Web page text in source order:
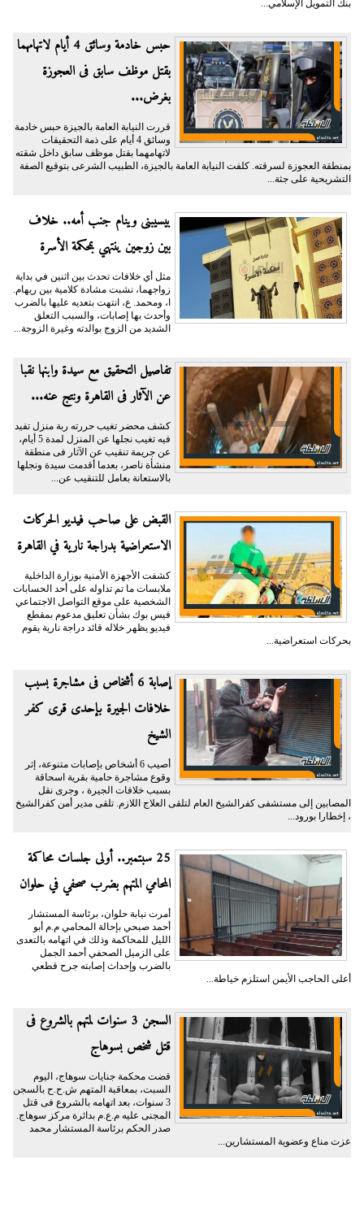
بنك التمويل الإسلامي...
حبس خادمة وسائق 4 أيام لاتهامهما
بقتل موظف سابق فى العجوزة
بغرض...
قررت النيابة العامة بالجيزة حبس خادمة
وسائق 4 أيام على ذمة التحقيقات
لاتهامهما بقتل موظف سابق داخل شقته
بمنطقة العجوزة لسرقته. كلفت النيابة العامة بالجيزة، الطبيب الشرعى بتوقيع الصفة
التشريحية على جثة...
بيسيبنى وينام جنب أمه.. خلاف
بين زوجين ينتهي بمحكمة الأسرة
مثل أي خلافات تحدث بين اثنين في بداية
زواجهما، نشبت مشادة كلامية بين ريهام.
ا، ومحمد. ع، انتهت بتعديه عليها بالضرب
وأحدث بها إصابات، والسبب التعلق
الشديد من الزوج بوالدته وغيرة الزوجة...
تفاصيل التحقيق مع سيدة وابنها نقبا
عن الآثار فى القاهرة ونتج عنه...
كشف محضر تغيب حررته ربة منزل تفيد
فيه تغيب نجلها عن المنزل لمدة 5 أيام،
عن جريمة تنقيب عن الآثار فى منطقة
منشأة ناصر، بعدما أقدمت سيدة ونجلها
بالاستعانة بعامل للتنقيب عن...
القبض على صاحب فيديو الحركات
الاستعراضية بدراجة نارية في القاهرة
كشفت الأجهزة الأمنية بوزارة الداخلية
ملابسات ما تم تداوله على أحد الحسابات
الشخصية على موقع التواصل الاجتماعي
فيس بوك بشأن تعليق مدعوم بمقطع
فيديو يظهر خلاله قائد دراجة نارية يقوم
بحركات استعراضية...
إصابة 6 أشخاص فى مشاجرة بسبب
خلافات الجيرة بإحدى قرى كفر
الشيخ
أصيب 6 أشخاص بإصابات متنوعة، إثر
وقوع مشاجرة حامية بقرية اسحاقة
بسبب خلافات الجيرة ، وجرى نقل
المصابين إلى مستشفى كفرالشيخ العام لتلقى العلاج اللازم. تلقى مدير أمن كفرالشيخ
، إخطارا بورود...
25 سبتمبر.. أولى جلسات محاكمة
المحامي المتهم بضرب صحفي في حلوان
أمرت نيابة حلوان، برئاسة المستشار
أحمد صبحي بإحالة المحامي م.م أبو
الليل للمحاكمة وذلك في اتهامه بالتعدى
على الزميل الصحفي أحمد الجمل
بالضرب وإحداث إصابته جرح قطعي
أعلى الحاجب الأيمن استلزم خياطة...
السجن 3 سنوات لمتهم بالشروع فى
قتل شخص بسوهاج
قضت محكمة جنايات سوهاج، اليوم
السبت، بمعاقبة المتهم ش.ح.ح بالسجن
3 سنوات، بعد اتهامه بالشروع فى قتل
المجنى عليه م.ع.م بدائرة مركز سوهاج.
صدر الحكم برئاسة المستشار محمد
عزت مناع وعضوية المستشارين...